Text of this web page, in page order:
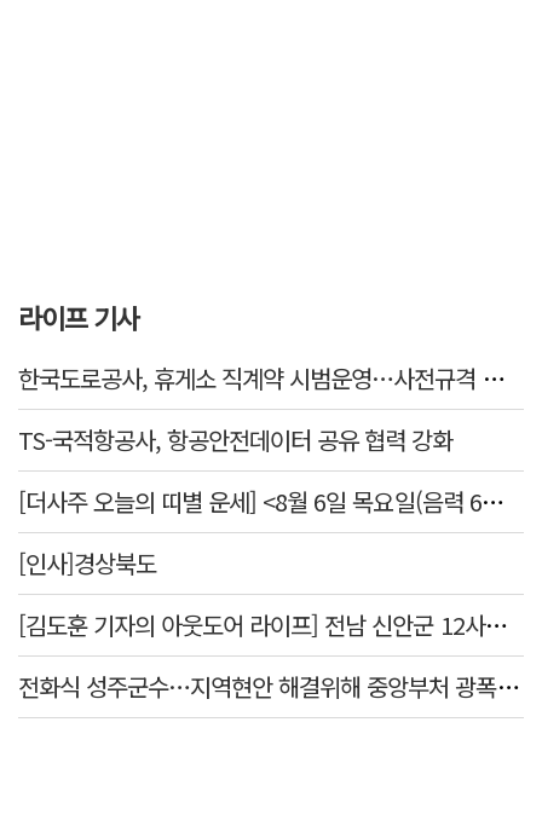
라이프 기사
한국도로공사, 휴게소 직계약 시범운영…사전규격 공개·입찰 착수
TS-국적항공사, 항공안전데이터 공유 협력 강화
[더사주 오늘의 띠별 운세] <8월 6일 목요일(음력 6월24일)>
[인사]경상북도
[김도훈 기자의 아웃도어 라이프] 전남 신안군 12사도 순례길…나를 찾아 떠나는 힐링 여행
전화식 성주군수…지역현안 해결위해 중앙부처 광폭 행보